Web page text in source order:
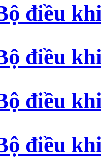
điều
điều
điều
điều